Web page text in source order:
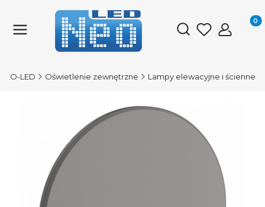
Otwórz
NEO-LED Oświetlenie zewnętrzne Lampy elewacyjne i ścienne